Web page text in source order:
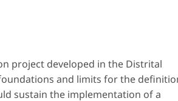
project developed in the Distrital
and limits for the
sustain the implementation of a